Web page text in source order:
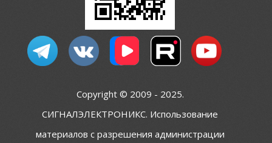
Copyright © 2009 - 2025.
СИГНАЛЭЛЕКТРОНИКС. Использование
материалов с разрешения администрации